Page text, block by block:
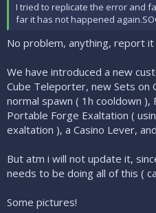
I tried to replicate the error and
far it has not happened
No problem, anything, report it
We have introduced a new
Cube Teleporter, new Sets on
normal spawn ( 1h cooldown ),
Portable Forge Exaltation (
exaltation ), a Casino Lever,
But atm i will not update it,
needs to be doing all of this (
Some pictures!